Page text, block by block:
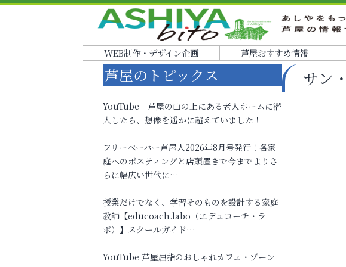
WEB制作・デザイン企画 芦屋おすすめ情報
サン
芦屋のトピックス
YouTube 芦屋の山の上にある老人ホームに潜
入したら、想像を遥かに超えていました！
フリーペーパー芦屋人2026年8月号発行！各家
庭へのポスティングと店頭置きで今までよりさ
らに幅広い世代に…
授業だけでなく、学習そのものを設計する家庭
教師【educoach.labo（エデュコーチ・ラ
ボ）】スクールガイド…
YouTube 芦屋屈指のおしゃれカフェ・ゾーン